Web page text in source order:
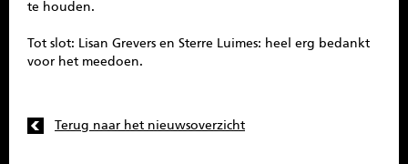
te houden.
Tot slot: Lisan Grevers en Sterre Luimes: heel erg bedankt
voor het meedoen.
Terug naar het nieuwsoverzicht